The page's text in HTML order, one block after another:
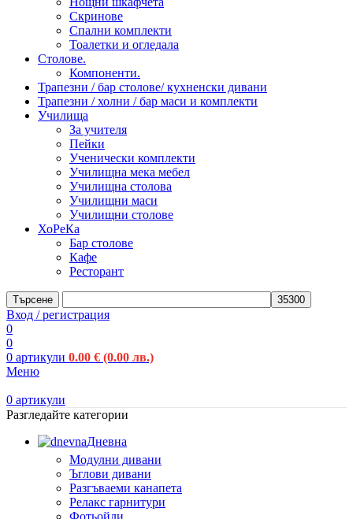
Скринове
Спални комплекти
Тоалетки и огледала
Столове.
Компоненти.
Трапезни / бар столове/ кухненски дивани
Трапезни / холни / бар маси и комплекти
Училища
За учителя
Пейки
Ученически комплекти
Училищна мека мебел
Училищна столова
Училищни маси
Училищни столове
ХоРеКа
Бар столове
Кафе
Ресторант
Търсене
Вход / регистрация
0
0
0 артикули 0.00 € (0.00 лв.)
Меню
0 артикули
Разгледайте категории
Дневна
Модулни дивани
Ъглови дивани
Разгъваеми канапета
Релакс гарнитури
Фотьойли